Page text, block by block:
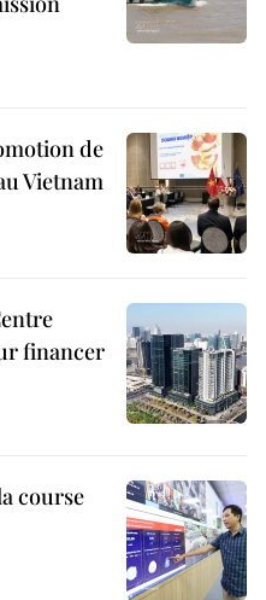
de
Vietnam
financer
course